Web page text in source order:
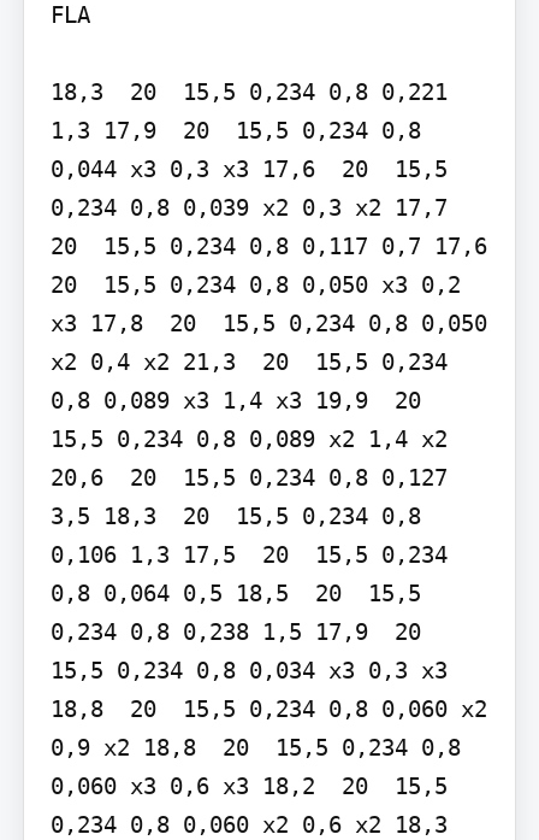
FLA
18,3  20  15,5 0,234 0,8 0,221
1,3 17,9  20  15,5 0,234 0,8
0,044 x3 0,3 x3 17,6  20  15,5
0,234 0,8 0,039 x2 0,3 x2 17,7
20  15,5 0,234 0,8 0,117 0,7 17,6
20  15,5 0,234 0,8 0,050 x3 0,2
x3 17,8  20  15,5 0,234 0,8 0,050
x2 0,4 x2 21,3  20  15,5 0,234
0,8 0,089 x3 1,4 x3 19,9  20
15,5 0,234 0,8 0,089 x2 1,4 x2
20,6  20  15,5 0,234 0,8 0,127
3,5 18,3  20  15,5 0,234 0,8
0,106 1,3 17,5  20  15,5 0,234
0,8 0,064 0,5 18,5  20  15,5
0,234 0,8 0,238 1,5 17,9  20
15,5 0,234 0,8 0,034 x3 0,3 x3
18,8  20  15,5 0,234 0,8 0,060 x2
0,9 x2 18,8  20  15,5 0,234 0,8
0,060 x3 0,6 x3 18,2  20  15,5
0,234 0,8 0,060 x2 0,6 x2 18,3